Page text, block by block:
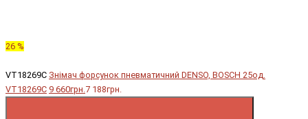
26 %
VT18269C Знімач форсунок пневматичний DENSO, BOSCH 25од.
VT18269C 9 660грн.7 188грн.